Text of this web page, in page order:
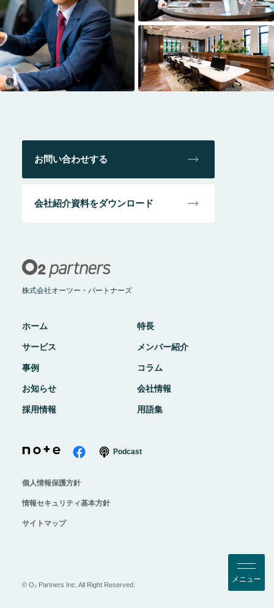
メ ニ ュ ー
閉じる
お問い合わせする
会社紹介資料をダウンロード
株式会社オーツー・パートナーズ
ホーム 特長
サービス メンバー紹介
事例 コラム
お知らせ 会社情報
採用情報 用語集
Podcast
個人情報保護方針
情報セキュリティ基本方針
サイトマップ
© O₂ Partners Inc. All Right Reserved.